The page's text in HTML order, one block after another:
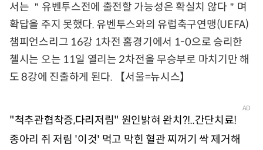
서는 ＂유벤투스전에 출전할 가능성은 확실치 않다＂며
확답을 주지 못했다. 유벤투스와의 유럽축구연맹(UEFA)
챔피언스리그 16강 1차전 홈경기에서 1-0으로 승리한
첼시는 오는 11일 열리는 2차전을 무승부로 마치기만 해
도 8강에 진출하게 된다. 【서울=뉴시스】